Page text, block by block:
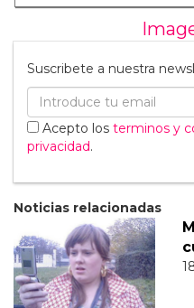
Suscribete a nuestra
Acepto los terminos y
privacidad.
Noticias relacionadas